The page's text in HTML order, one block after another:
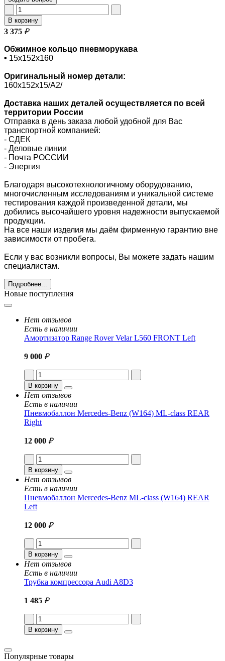
В корзину
3 375 ₽
Обжимное кольцо пневморукава
• 15х152х160
Оригинальный номер детали:
160х152х15/A2/
Доставка наших деталей осуществляется по всей
территории России
Отправка в день заказа любой удобной для Вас
транспортной компанией:
- СДЕК
- Деловые линии
- Почта РОССИИ
- Энергия
Благодаря высокотехнологичному оборудованию,
многочисленным исследованиям и уникальной системе
тестирования каждой произведенной детали, мы
добились высочайшего уровня надежности выпускаемой
продукции.
На все наши изделия мы даём фирменную гарантию вне
зависимости от пробега.
Если у вас возникли вопросы, Вы можете задать нашим
специалистам.
Подробнее...
Новые поступления
Нет отзывов
Есть в наличии
Амортизатор Range Rover Velar L560 FRONT Left
9 000 ₽
В корзину
Нет отзывов
Есть в наличии
Пневмобаллон Mercedes-Benz (W164) ML-class REAR
Right
12 000 ₽
В корзину
Нет отзывов
Есть в наличии
Пневмобаллон Mercedes-Benz ML-class (W164) REAR
Left
12 000 ₽
В корзину
Нет отзывов
Есть в наличии
Трубка компрессора Audi A8D3
1 485 ₽
В корзину
Популярные товары